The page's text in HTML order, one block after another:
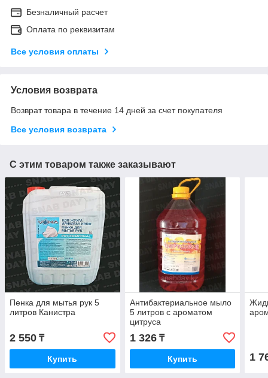
Безналичный расчет
Оплата по реквизитам
Все условия оплаты
Условия возврата
Возврат товара в течение 14 дней за счет покупателя
Все условия возврата
С этим товаром также заказывают
Пенка для мытья рук 5
литров Канистра
2 550 ₸
Купить
Антибактериальное мыло
5 литров с ароматом
цитруса
1 326₸
Купить 1